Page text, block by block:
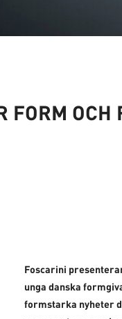
FORM
Foscarini
unga danska
formstarka nyheter